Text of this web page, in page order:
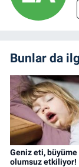
Bunlar da
Geniz eti,
olumsuz etkiliyor!